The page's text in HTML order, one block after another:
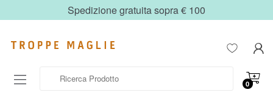
Spedizione gratuita sopra € 100
0